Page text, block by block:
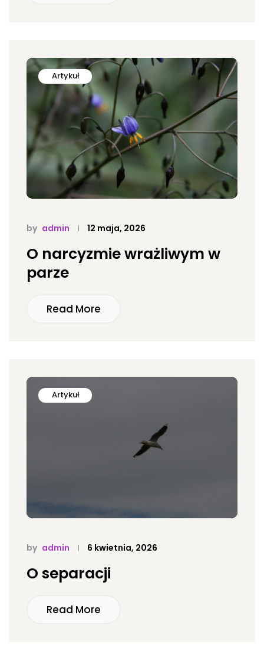
Artykuł
by admin 12 maja, 2026
O narcyzmie wrażliwym w
parze
Read More
Artykuł
by admin 6 kwietnia, 2026
O separacji
Read More